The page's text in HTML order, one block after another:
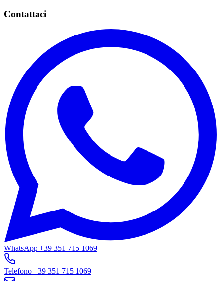
Contattaci
WhatsApp +39 351 715 1069
Telefono +39 351 715 1069